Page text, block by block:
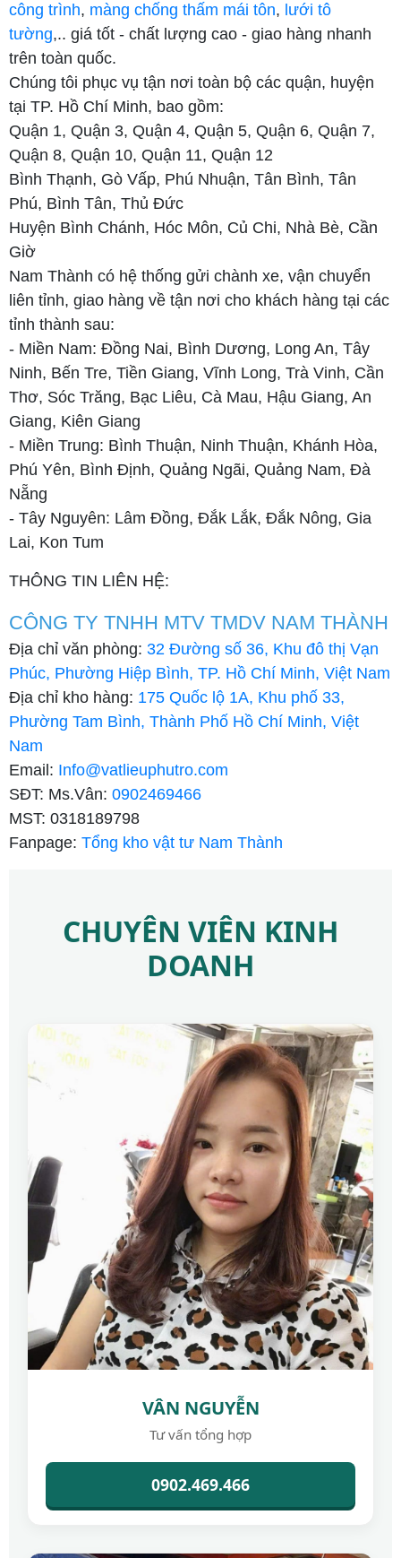
công trình, màng chống thấm mái tôn, lưới tô
tường,.. giá tốt - chất lượng cao - giao hàng nhanh
trên toàn quốc.
Chúng tôi phục vụ tận nơi toàn bộ các quận, huyện
tại TP. Hồ Chí Minh, bao gồm:
Quận 1, Quận 3, Quận 4, Quận 5, Quận 6, Quận 7,
Quận 8, Quận 10, Quận 11, Quận 12
Bình Thạnh, Gò Vấp, Phú Nhuận, Tân Bình, Tân
Phú, Bình Tân, Thủ Đức
Huyện Bình Chánh, Hóc Môn, Củ Chi, Nhà Bè, Cần
Giờ
Nam Thành có hệ thống gửi chành xe, vận chuyển
liên tỉnh, giao hàng về tận nơi cho khách hàng tại các
tỉnh thành sau:
- Miền Nam: Đồng Nai, Bình Dương, Long An, Tây
Ninh, Bến Tre, Tiền Giang, Vĩnh Long, Trà Vinh, Cần
Thơ, Sóc Trăng, Bạc Liêu, Cà Mau, Hậu Giang, An
Giang, Kiên Giang
- Miền Trung: Bình Thuận, Ninh Thuận, Khánh Hòa,
Phú Yên, Bình Định, Quảng Ngãi, Quảng Nam, Đà
Nẵng
- Tây Nguyên: Lâm Đồng, Đắk Lắk, Đắk Nông, Gia
Lai, Kon Tum
THÔNG TIN LIÊN HỆ:
CÔNG TY TNHH MTV TMDV NAM THÀNH
Địa chỉ văn phòng: 32 Đường số 36, Khu đô thị Vạn
Phúc, Phường Hiệp Bình, TP. Hồ Chí Minh, Việt Nam
Địa chỉ kho hàng: 175 Quốc lộ 1A, Khu phố 33,
Phường Tam Bình, Thành Phố Hồ Chí Minh, Việt
Nam
Email: Info@vatlieuphutro.com
SĐT: Ms.Vân: 0902469466
MST: 0318189798
Fanpage: Tổng kho vật tư Nam Thành
CHUYÊN VIÊN KINH
DOANH
VÂN NGUYỄN
Tư vấn tổng hợp
0902.469.466